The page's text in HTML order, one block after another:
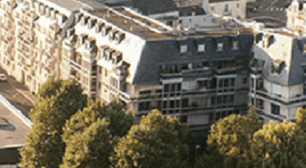
Exporter les lignes sélectionnées
Exporter toutes les colonnes
Exporter uniquement les colonnes affichées
Menu
<
>
- 🎁 Caen on aime, on partage
- 🎉 Les événements AVF
- Activités et Loisirs